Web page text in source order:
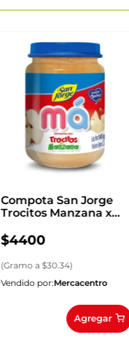
Compota San Jorge
Trocitos Manzana x
$4400
(Gramo a $30.34)
Vendido por:Mercacentro
Agregar